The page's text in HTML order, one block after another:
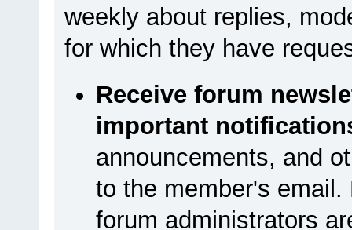
weekly about replies,
for which they have
Receive forum
important
announcements, and
to the member's
forum administrators